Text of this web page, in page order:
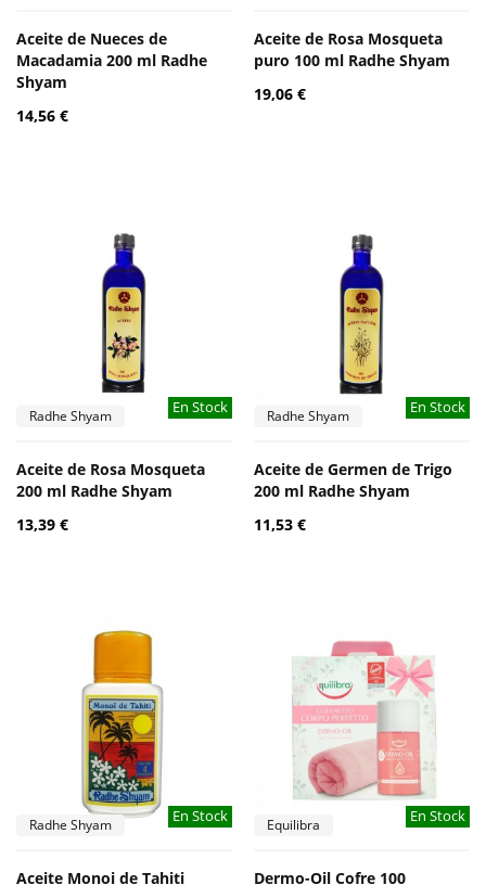
Aceite de Nueces de
Macadamia 200 ml Radhe
Shyam
14,56 €
Aceite de Rosa Mosqueta
puro 100 ml Radhe Shyam
19,06 €
En Stock
Radhe Shyam
Aceite de Rosa Mosqueta
200 ml Radhe Shyam
13,39 €
En Stock
Radhe Shyam
Aceite de Germen de Trigo
200 ml Radhe Shyam
11,53 €
En Stock
Radhe Shyam
Aceite Monoi de Tahiti
En Stock
Equilibra
Dermo-Oil Cofre 100